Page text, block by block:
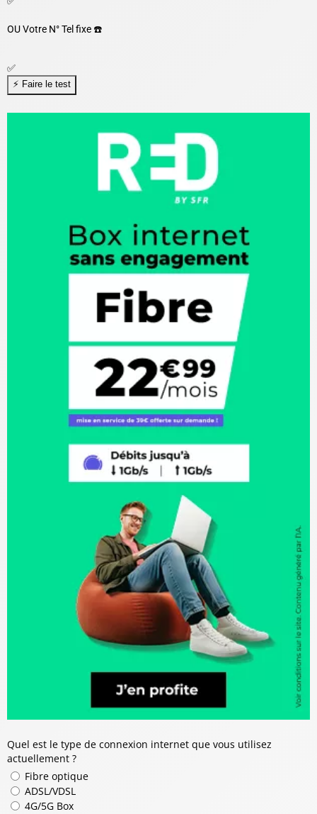
OUVotre N° Tel fixe ☎️
✅
Quel est le type de connexion internet que vous utilisez
actuellement ?
Fibre optique
ADSL/VDSL
4G/5G Box